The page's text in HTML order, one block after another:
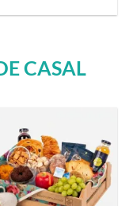
CASAL